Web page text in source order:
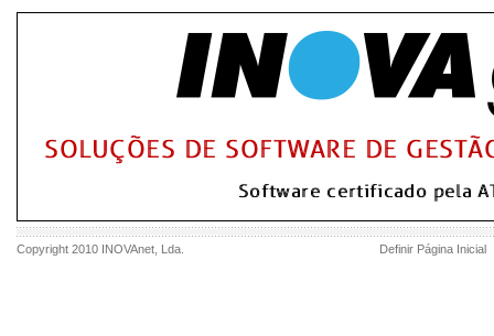
Copyright 2010 INOVAnet , Lda. Definir Página Inicial